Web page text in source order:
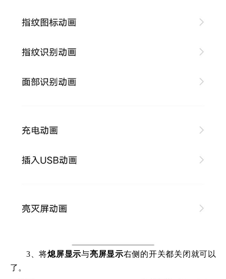
3、将熄屏显示与亮屏显示右侧的开关都关闭就可以
了。